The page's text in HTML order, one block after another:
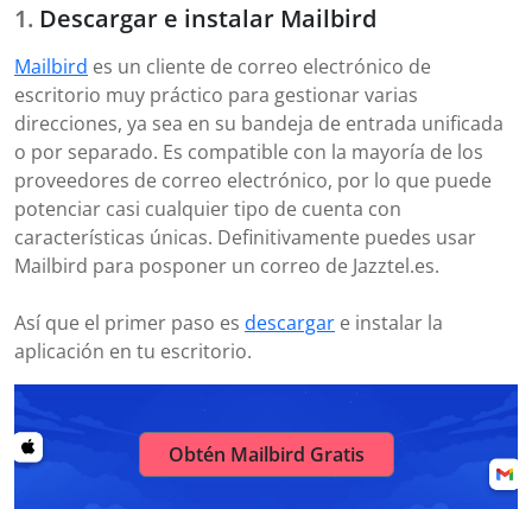
Descargar e instalar Mailbird
Mailbird es un cliente de correo electrónico de
escritorio muy práctico para gestionar varias
direcciones, ya sea en su bandeja de entrada unificada
o por separado. Es compatible con la mayoría de los
proveedores de correo electrónico, por lo que puede
potenciar casi cualquier tipo de cuenta con
características únicas. Definitivamente puedes usar
Mailbird para posponer un correo de Jazztel.es.
Así que el primer paso es descargar e instalar la
aplicación en tu escritorio.
Obtén Mailbird Gratis